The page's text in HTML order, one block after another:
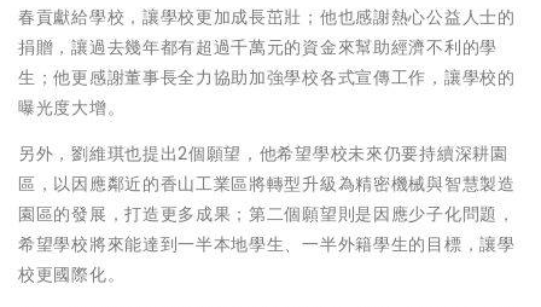
春貢獻給學校，讓學校更加成長茁壯；他也感謝熱心公益人士的
捐贈，讓過去幾年都有超過千萬元的資金來幫助經濟不利的學
生；他更感謝董事長全力協助加強學校各式宣傳工作，讓學校的
曝光度大增。
另外，劉維琪也提出2個願望，他希望學校未來仍要持續深耕園
區，以因應鄰近的香山工業區將轉型升級為精密機械與智慧製造
園區的發展，打造更多成果；第二個願望則是因應少子化問題，
希望學校將來能達到一半本地學生、一半外籍學生的目標，讓學
校更國際化。